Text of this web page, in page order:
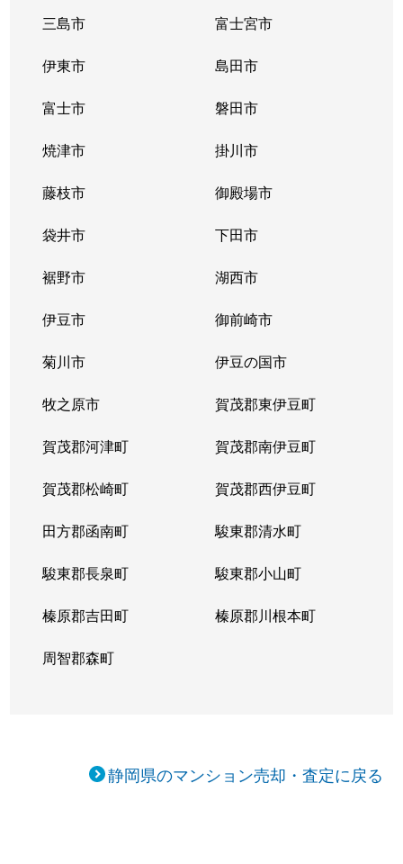
三島市 富士宮市
伊東市 島田市
富士市 磐田市
焼津市 掛川市
藤枝市 御殿場市
袋井市 下田市
裾野市 湖西市
伊豆市 御前崎市
菊川市 伊豆の国市
牧之原市 賀茂郡東伊豆町
賀茂郡河津町 賀茂郡南伊豆町
賀茂郡松崎町 賀茂郡西伊豆町
田方郡函南町 駿東郡清水町
駿東郡長泉町 駿東郡小山町
榛原郡吉田町 榛原郡川根本町
周智郡森町
静岡県のマンション売却・査定に戻る